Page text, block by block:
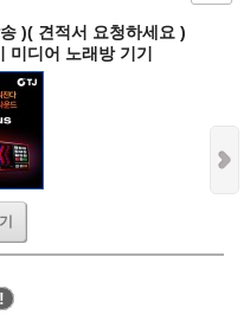
)( 견적서 요청하세요 )
디어 노래방 기기
!